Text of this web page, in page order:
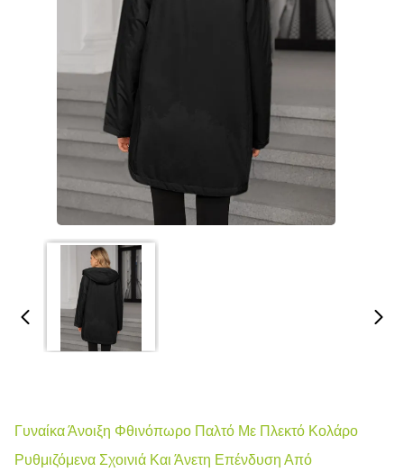
Γυναίκα Άνοιξη Φθινόπωρο Παλτό Με Πλεκτό Κολάρο
Ρυθμιζόμενα Σχοινιά Και Άνετη Επένδυση Από